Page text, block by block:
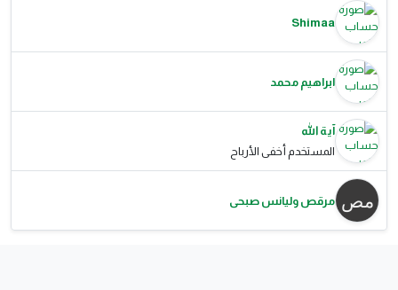
Shimaa
ابراهيم محمد
آية الله
المستخدم أخفى الأرباح
مرقص وليانس صبحى